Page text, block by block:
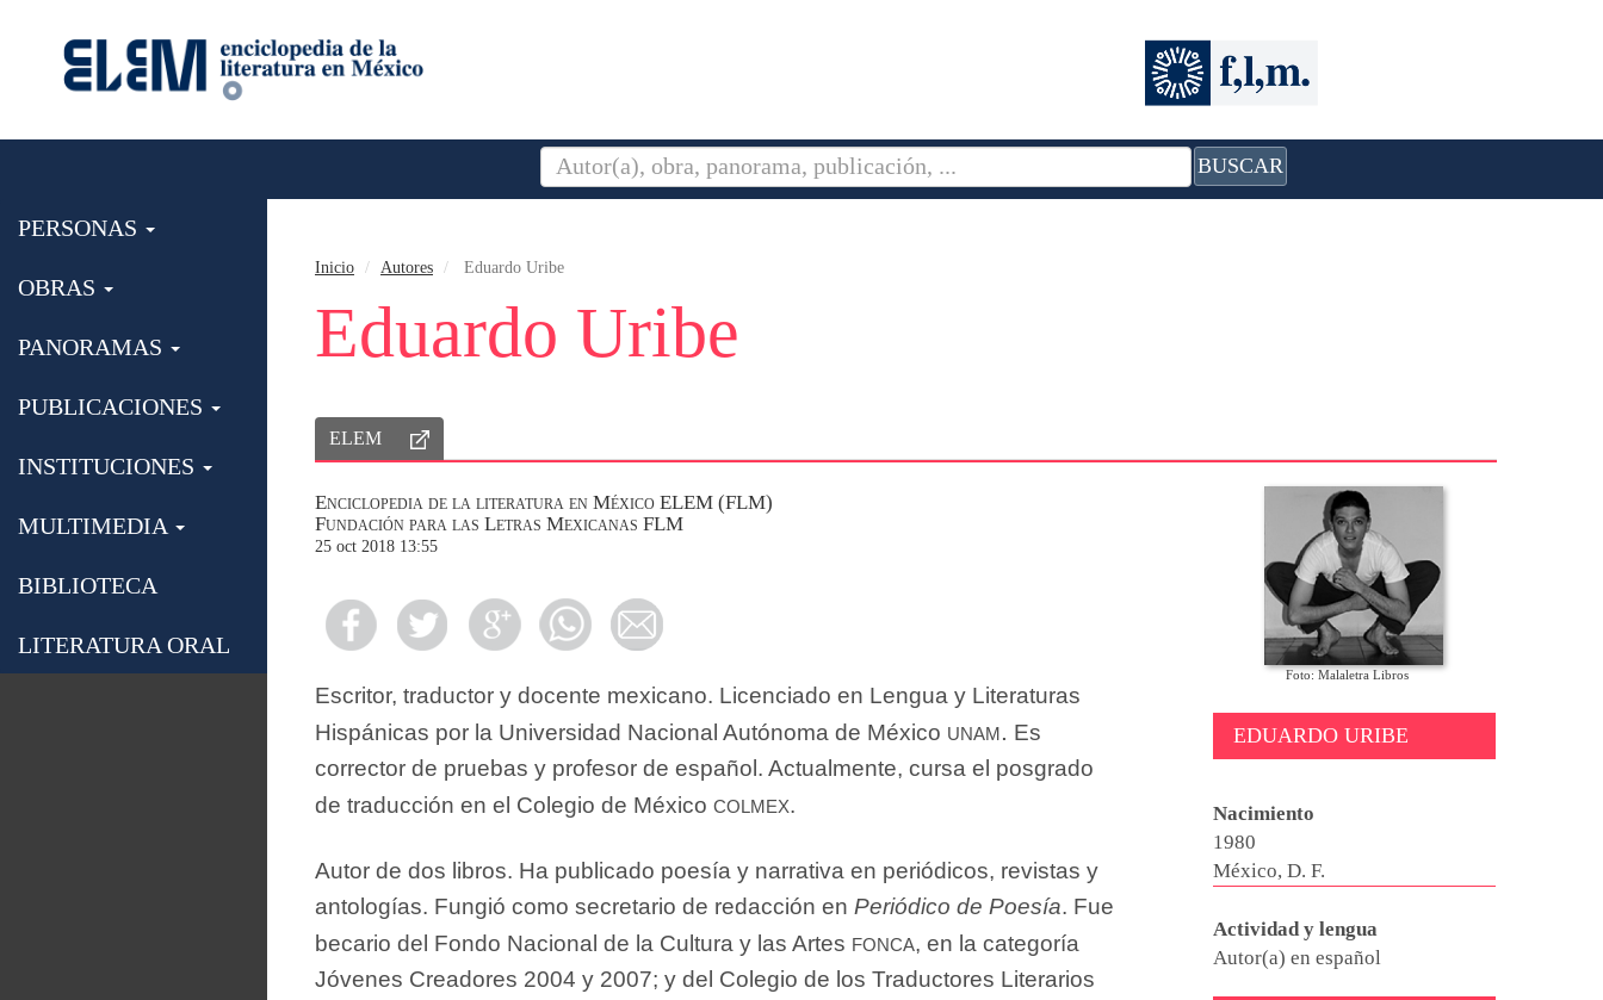
BUSCAR
PERSONAS
OBRAS
PANORAMAS
PUBLICACIONES
INSTITUCIONES
MULTIMEDIA
BIBLIOTECA
LITERATURA ORAL
Inicio Autores Eduardo Uribe
Eduardo Uribe
ELEM
Foto: Malaletra Libros
EDUARDO URIBE
Nacimiento
1980
México, D. F.
Actividad y lengua
Autor(a) en español
Enciclopedia de la literatura en México ELEM (FLM)
Fundación para las Letras Mexicanas FLM
25 oct 2018 13:55
Escritor, traductor y docente mexicano. Licenciado en Lengua y Literaturas
Hispánicas por la Universidad Nacional Autónoma de México unam. Es
corrector de pruebas y profesor de español. Actualmente, cursa el posgrado
de traducción en el Colegio de México colmex.
Autor de dos libros. Ha publicado poesía y narrativa en periódicos, revistas y
antologías. Fungió como secretario de redacción en Periódico de Poesía. Fue
becario del Fondo Nacional de la Cultura y las Artes fonca, en la categoría
Jóvenes Creadores 2004 y 2007; y del Colegio de los Traductores Literarios